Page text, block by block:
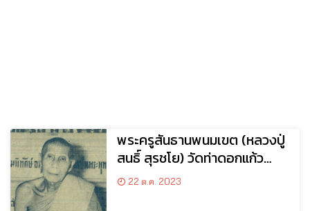
พระครูสันธานพนมเขต (หลวงปู่
สนธิ์ สุรชโย) วัดท่าดอกแก้ว
เหนือ อ.ท่าอุเทน จ.นครพนม
22 ต.ค. 2023